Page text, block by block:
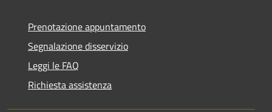
Prenotazione appuntamento
Segnalazione disservizio
Leggi le FAQ
Richiesta assistenza